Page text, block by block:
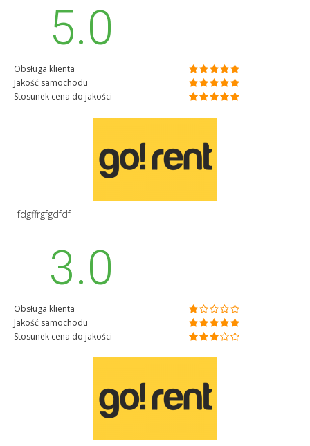
5.0
Obsługa klienta
Jakość samochodu
Stosunek cena do jakości
fdgffrgfgdfdf
3.0
Obsługa klienta
Jakość samochodu
Stosunek cena do jakości